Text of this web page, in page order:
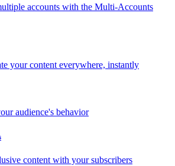
accounts with the Multi-Accounts
your content everywhere, instantly
audience's behavior
content with your subscribers